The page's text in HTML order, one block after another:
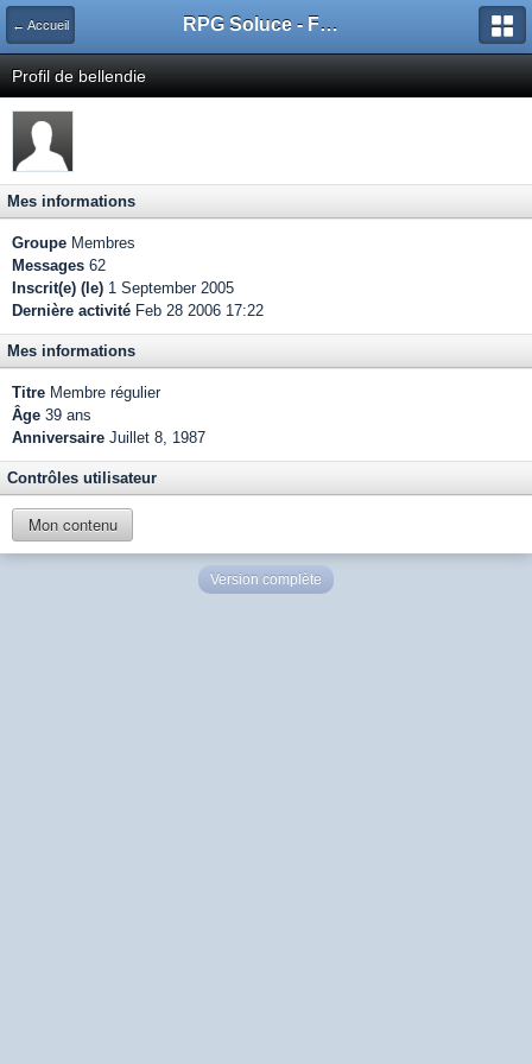
← Accueil RPG Soluce - Forum
Profil de bellendie
Mes informations
Groupe Membres
Messages 62
Inscrit(e) (le) 1 September 2005
Dernière activité Feb 28 2006 17:22
Mes informations
Titre Membre régulier
Âge 39 ans
Anniversaire Juillet 8, 1987
Contrôles utilisateur
Mon contenu
Version complète